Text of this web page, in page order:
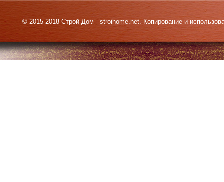
© 2015-2018 Строй Дом - stroihome.net. Копирование и